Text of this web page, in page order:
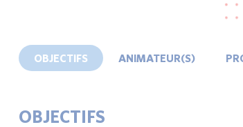
OBJECTIFS ANIMATEUR(S)
OBJECTIFS